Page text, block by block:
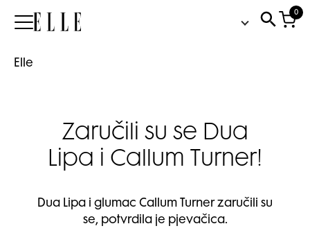
Elle
0
Elle
Zaručili su se Dua
Lipa i Callum Turner!
Dua Lipa i glumac Callum Turner zaručili su
se, potvrdila je pjevačica.